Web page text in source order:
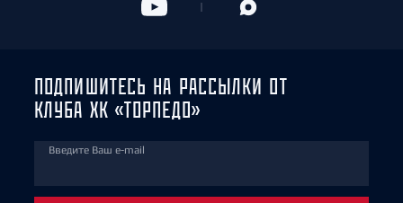
ПОДПИШИТЕСЬ НА РАССЫЛКИ ОТ
КЛУБА ХК «ТОРПЕДО»
Введите Ваш e-mail